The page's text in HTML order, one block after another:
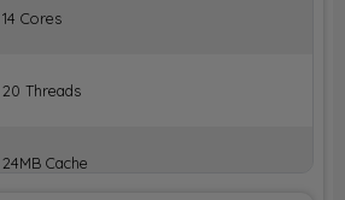
14 Cores
20 Threads
24MB Cache